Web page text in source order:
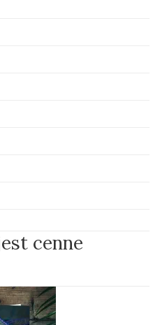
cenne